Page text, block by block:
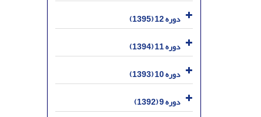
دوره 12 (1395)
دوره 11 (1394)
دوره 10 (1393)
دوره 9 (1392)